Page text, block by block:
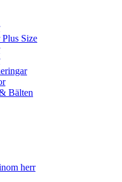
Size
Bälten
herr